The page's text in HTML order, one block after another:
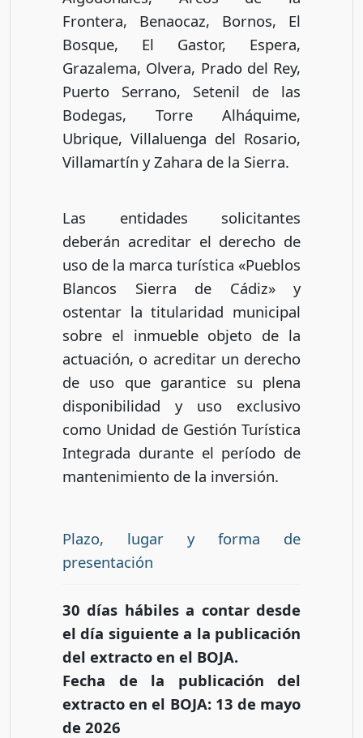
Frontera, Benaocaz, Bornos, El
Bosque, El Gastor, Espera,
Grazalema, Olvera, Prado del Rey,
Puerto Serrano, Setenil de las
Bodegas, Torre Alháquime,
Ubrique, Villaluenga del Rosario,
Villamartín y Zahara de la Sierra.
Las entidades solicitantes
deberán acreditar el derecho de
uso de la marca turística «Pueblos
Blancos Sierra de Cádiz» y
ostentar la titularidad municipal
sobre el inmueble objeto de la
actuación, o acreditar un derecho
de uso que garantice su plena
disponibilidad y uso exclusivo
como Unidad de Gestión Turística
Integrada durante el período de
mantenimiento de la inversión.
Plazo, lugar y forma de
presentación
30 días hábiles a contar desde
el día siguiente a la publicación
del extracto en el BOJA.
Fecha de la publicación del
extracto en el BOJA: 13 de mayo
de 2026